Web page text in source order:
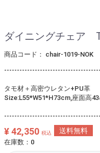
ダイニングチェア
商品コード： chair-1019-NOK
タモ材＋高密ウレタン+PU革
Size:L55*W51*H73cm,座面高43
¥ 42,350 税込 送料無料
在庫数：0